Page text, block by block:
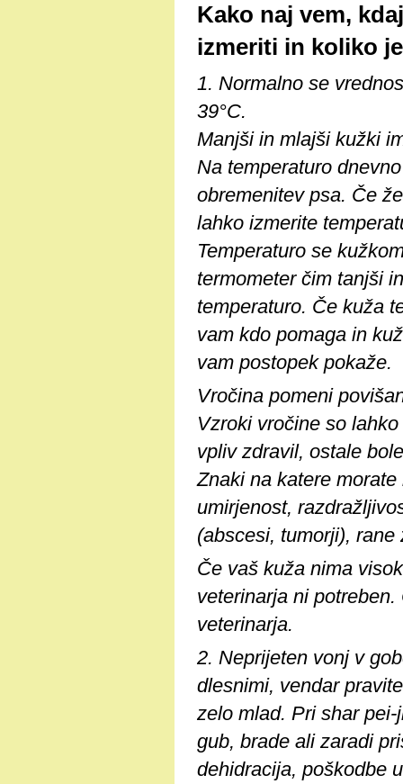
Kako naj vem,
izmeriti in koliko
1. Normalno se
39°C.
Manjši in mlajši kužki
Na temperaturo
obremenitev psa. Če
lahko izmerite
Temperaturo se
termometer čim tanjši
temperaturo. Če kuža
vam kdo pomaga in
vam postopek pokaže.
Vročina pomeni
Vzroki vročine so
vpliv zdravil, ostale
Znaki na katere
umirjenost,
(abscesi, tumorji), rane
Če vaš kuža nima
veterinarja ni
veterinarja.
2. Neprijeten vonj v
dlesnimi, vendar
zelo mlad. Pri shar
gub, brade ali zaradi
dehidracija, poškodbe